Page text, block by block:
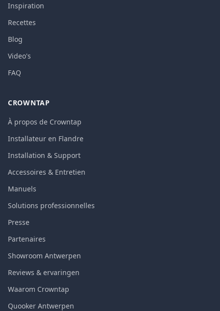
Inspiration
Recettes
Blog
Video's
FAQ
CROWNTAP
À propos de Crowntap
Installateur en Flandre
Installation & Support
Accessoires & Entretien
Manuels
Solutions professionnelles
Presse
Partenaires
Showroom Antwerpen
Reviews & ervaringen
Waarom Crowntap
Quooker Antwerpen